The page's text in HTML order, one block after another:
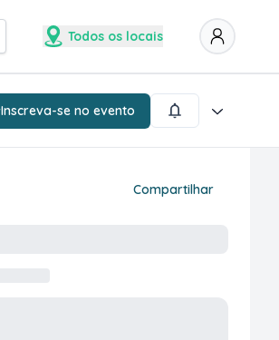
Todos os locais
Inscreva-se no evento
Compartilhar